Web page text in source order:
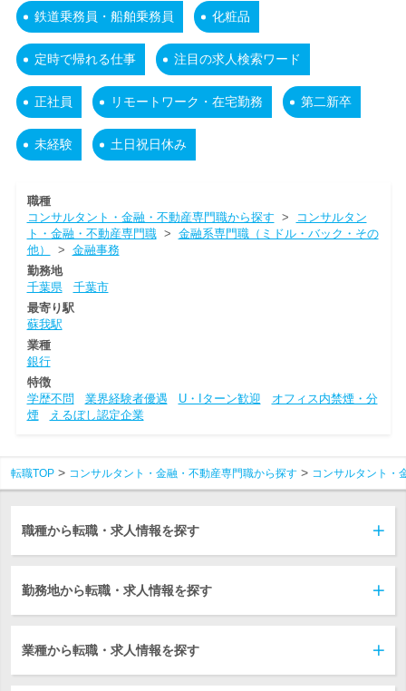
鉄道乗務員・船舶乗務員 化粧品
定時で帰れる仕事 注目の求人検索ワード
正社員 リモートワーク・在宅勤務 第二新卒
未経験 土日祝日休み
職種
コンサルタント・金融・不動産専門職から探す >
コンサルタン
ト・金融・不動産専門職> 金融系専門職（ミドル・バック・その
他）
> 金融事務
勤務地
千葉県
千葉市
最寄り駅
蘇我駅
業種
銀行
特徴
学歴不問
業界経験者優遇 U・Iターン歓迎
オフィス内禁煙・分
煙
えるぼし認定企業
転職TOP コンサルタント・金融・不動産専門職から探す コンサルタント・
職種から転職・求人情報を探す
勤務地から転職・求人情報を探す
業種から転職・求人情報を探す